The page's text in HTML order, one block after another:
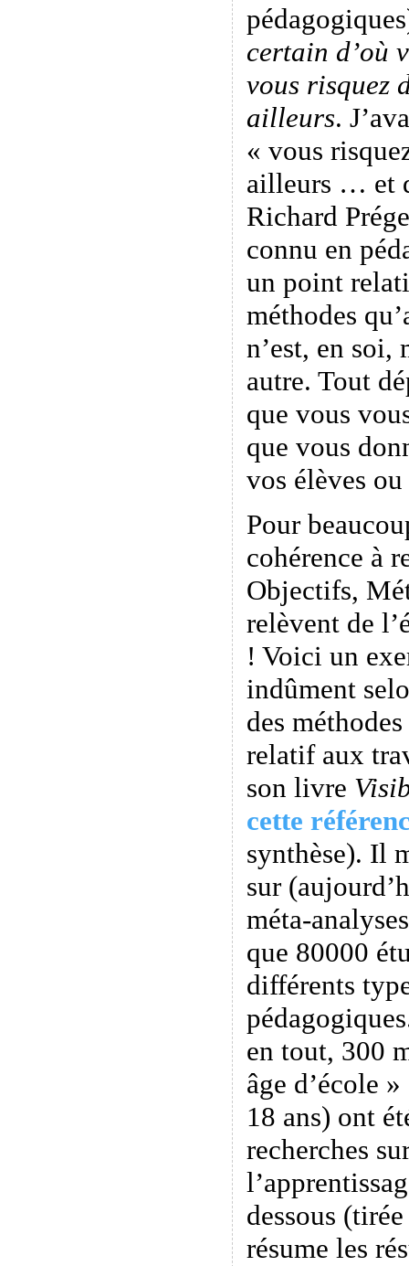
certain d’où
vous risquez
ailleurs.
« vous
ailleurs … et
Richard
connu en
un point
méthodes
n’est, en soi,
autre. Tout
que vous
que vous
vos élèves
Pour
cohérence à
Objectifs,
relèvent de
! Voici un
indûment
des
relatif aux
son livre
cette
synthèse). Il
sur
méta-
que 80000
différents
en tout, 300
âge d’école
18 ans) ont
recherches
dessous
résume les